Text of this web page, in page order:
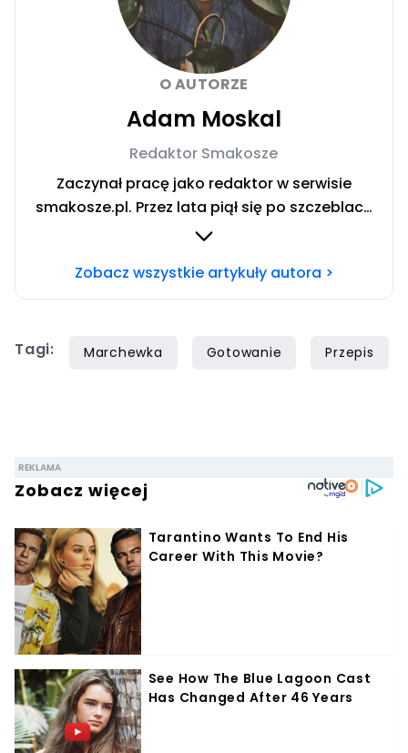
O AUTORZE
Adam Moskal
Redaktor Smakosze
Zaczynał pracę jako redaktor w serwisie
smakosze.pl. Przez lata piął się po szczeblach
przez stanowiska wydawnicze, w serwisach
oraz papilot.pl. Przez ponad rok dbał o serwis
siedem lat, lecz gotowaniem i pisaniem o
Zobacz wszystkie artykuły autora >
Tagi: Marchewka Gotowanie Przepis